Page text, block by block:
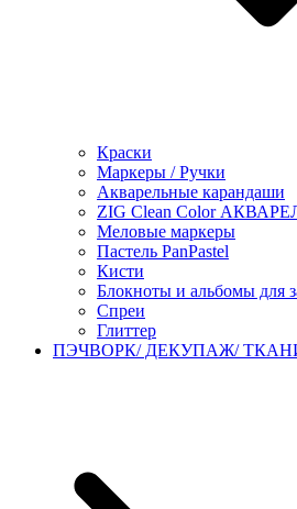
Краски
Маркеры / Ручки
Акварельные карандаши
ZIG Clean Color
Меловые маркеры
Пастель PanPastel
Кисти
Блокноты и альбомы для
Спреи
Глиттер
ПЭЧВОРК/ ДЕКУПАЖ/